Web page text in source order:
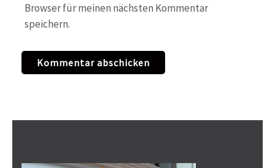
Browser für meinen nächsten Kommentar
speichern.